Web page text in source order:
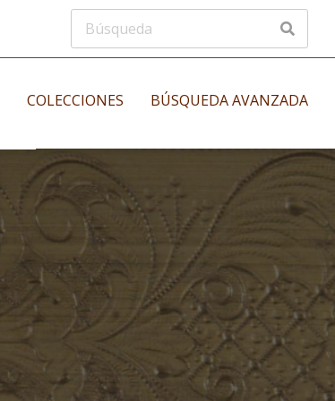
COLECCIONES
Manuscritos musicales
Incunables
BÚSQUEDA AVANZADA